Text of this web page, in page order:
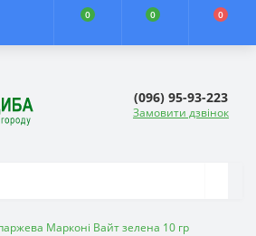
0 0 0
(096) 95-93-223
Замовити дзвінок
Марконі Вайт зелена 10 гр